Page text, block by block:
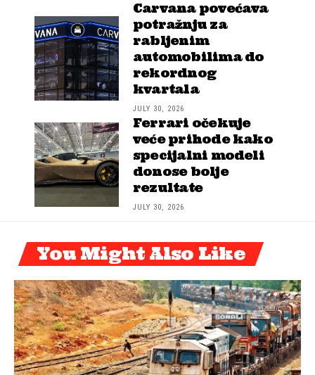
Carvana povećava
potražnju za
rabljenim
automobilima do
rekordnog
kvartala
JULY 30, 2026
Ferrari očekuje
veće prihode kako
specijalni modeli
donose bolje
rezultate
JULY 30, 2026
You Might Also Like